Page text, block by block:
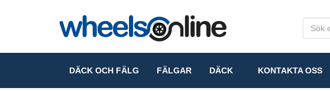
DÄCK OCH FÄLG FÄLGAR DÄCK KONTAKTA OSS